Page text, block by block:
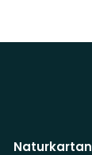
Naturkartan